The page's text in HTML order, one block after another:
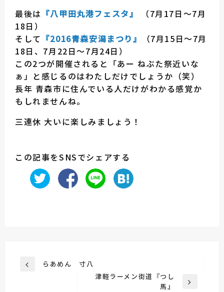
最後は 『八甲田丸港フェスタ』
（7月17日～7月
18日）
そして 『2016青森安潟まつり』
（7月15日～7月
18日、7月22日～7月24日）
この2つが開催されると「あー ねぶた祭近いな
ぁ」と感じるのはわたしだけでしょうか（笑）
長年 青森市に住んでいる人だけがわかる感覚か
もしれませんね。
三連休 大いに楽しみましょう！
この記事をSNSでシェアする
投
前
らあめん 寸八
津軽ラーメン街道『つし
馬』